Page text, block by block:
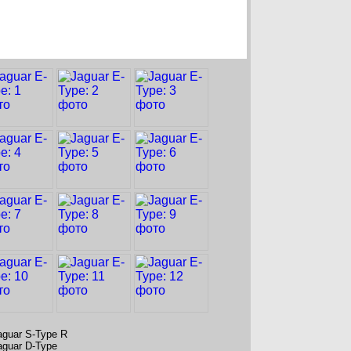
S-Type R
D-Type